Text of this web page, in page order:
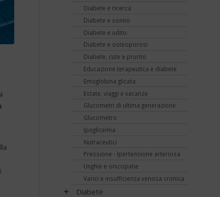
Diabete e ricerca
Diabete e sonno
Diabete e udito
Diabete e osteoporosi
Diabete, cute e prurito
Educazione terapeutica e diabete
Emoglobina glicata
Estate, viaggi e vacanze
Glucometri di ultima generazione
Glucometro
Ipoglicemia
Nutraceutici
Pressione - Ipertensione arteriosa
Unghie e onicopatie
Varici e insufficienza venosa cronica
Diabete